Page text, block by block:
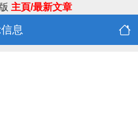
主頁/最新文章
息